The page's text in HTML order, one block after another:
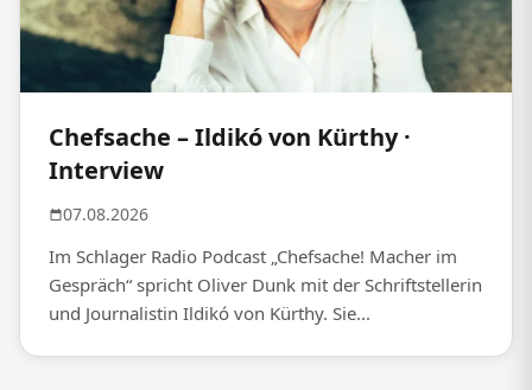
Chefsache – Ildikó von Kürthy ·
Interview
07.08.2026
Im Schlager Radio Podcast „Chefsache! Macher im
Gespräch“ spricht Oliver Dunk mit der Schriftstellerin
und Journalistin Ildikó von Kürthy. Sie...